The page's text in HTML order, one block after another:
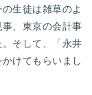
生徒は雑草のよ
、東京の会計事
そして、「永井
けてもらいまし